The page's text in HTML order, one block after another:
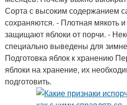
Сорта с высоким содержанием
сохраняются. - Плотная мякоть
защищают яблоки от порчи. -
специально выведены для
Подготовка яблок к хранению
яблоки на хранение, их
подготовить.